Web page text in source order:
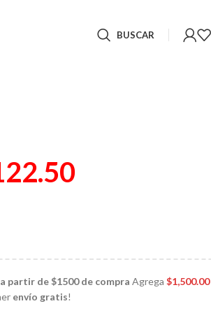
BUSCAR
partir de $1500 de compra Agrega$1,500.00
envío gratis!